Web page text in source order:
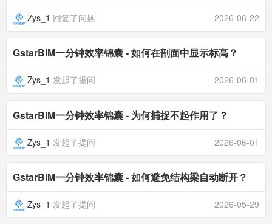
Zys_1 回复了问题 2026-06-22
GstarBIM一分钟效率锦囊 - 如何在剖面中显示标高？
Zys_1 发起了提问 2026-06-01
GstarBIM一分钟效率锦囊 - 为何捕捉不起作用了？
Zys_1 发起了提问 2026-06-01
GstarBIM一分钟效率锦囊 - 如何避免结构梁自动断开？
Zys_1 发起了提问 2026-05-29